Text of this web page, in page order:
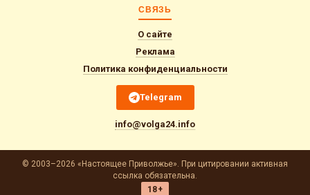
СВЯЗЬ
О сайте
Реклама
Политика конфиденциальности
Telegram
info@volga24.info
© 2003–2026 «Настоящее Приволжье». При цитировании активная
ссылка обязательна.
18+